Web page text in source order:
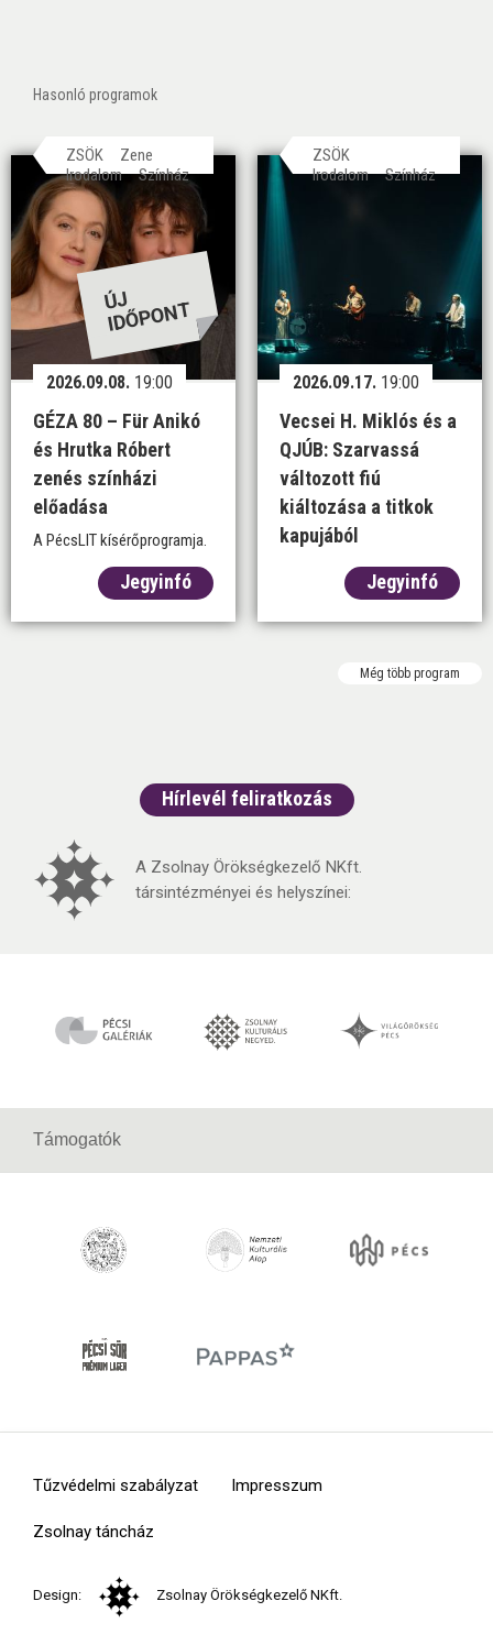
Hasonló programok
ZSÖK
Zene
Irodalom
Színház
ÚJ
ID
ŐP
O
N
T
2026.09.08. 19:00
GÉZA 80 – Für Anikó
és Hrutka Róbert
zenés színházi
előadása
A PécsLIT kísérőprogramja.
Jegyinfó
ZSÖK
Irodalom
Színház
2026.09.17. 19:00
Vecsei H. Miklós és a
QJÚB: Szarvassá
változott fiú
kiáltozása a titkok
kapujából
Jegyinfó
Még több program
Hírlevél feliratkozás
A Zsolnay Örökségkezelő NKft.
társintézményei és helyszínei:
Támogatók
Tűzvédelmi szabályzat Impresszum
Zsolnay táncház
Design: Zsolnay Örökségkezelő NKft.